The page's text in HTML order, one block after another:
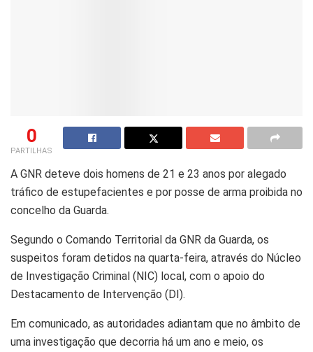
0
PARTILHAS
A GNR deteve dois homens de 21 e 23 anos por alegado
tráfico de estupefacientes e por posse de arma proibida no
concelho da Guarda.
Segundo o Comando Territorial da GNR da Guarda, os
suspeitos foram detidos na quarta-feira, através do Núcleo
de Investigação Criminal (NIC) local, com o apoio do
Destacamento de Intervenção (DI).
Em comunicado, as autoridades adiantam que no âmbito de
uma investigação que decorria há um ano e meio, os